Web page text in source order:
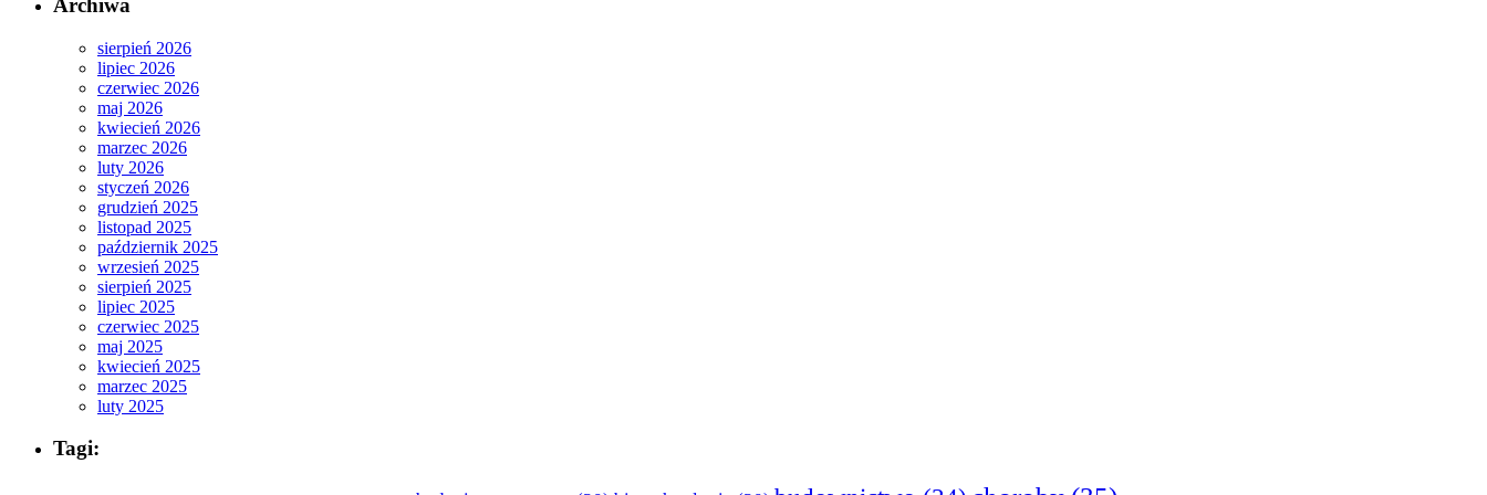
Archiwa
sierpień 2026
lipiec 2026
czerwiec 2026
maj 2026
kwiecień 2026
marzec 2026
luty 2026
styczeń 2026
grudzień 2025
listopad 2025
październik 2025
wrzesień 2025
sierpień 2025
lipiec 2025
czerwiec 2025
maj 2025
kwiecień 2025
marzec 2025
luty 2025
Tagi: